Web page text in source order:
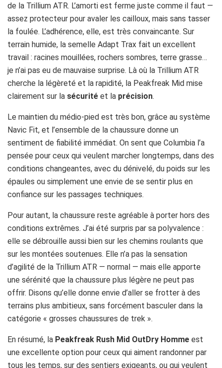
de la Trillium ATR. L’amorti est ferme juste comme il faut —
assez protecteur pour avaler les cailloux, mais sans tasser
la foulée. L’adhérence, elle, est très convaincante. Sur
terrain humide, la semelle Adapt Trax fait un excellent
travail : racines mouillées, rochers sombres, terre grasse…
je n’ai pas eu de mauvaise surprise. Là où la Trillium ATR
cherche la légèreté et la rapidité, la Peakfreak Mid mise
clairement sur la sécurité et la précision.
Le maintien du médio-pied est très bon, grâce au système
Navic Fit, et l’ensemble de la chaussure donne un
sentiment de fiabilité immédiat. On sent que Columbia l’a
pensée pour ceux qui veulent marcher longtemps, dans des
conditions changeantes, avec du dénivelé, du poids sur les
épaules ou simplement une envie de se sentir plus en
confiance sur les passages techniques.
Pour autant, la chaussure reste agréable à porter hors des
conditions extrêmes. J’ai été surpris par sa polyvalence :
elle se débrouille aussi bien sur les chemins roulants que
sur les montées soutenues. Elle n’a pas la sensation
d’agilité de la Trillium ATR — normal — mais elle apporte
une sérénité que la chaussure plus légère ne peut pas
offrir. Disons qu’elle donne envie d’aller se frotter à des
terrains plus ambitieux, sans forcément basculer dans la
catégorie « grosses chaussures de trek ».
En résumé, la Peakfreak Rush Mid OutDry Homme est
une excellente option pour ceux qui aiment randonner par
tous les temps, sur des sentiers exigeants, ou qui veulent